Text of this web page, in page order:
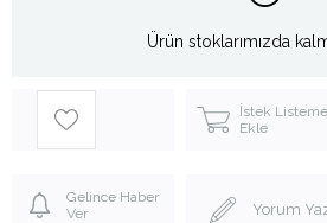
Ürün stoklarımızda
İstek Listeme
Ekle
Gelince Haber
Ver
Yorum